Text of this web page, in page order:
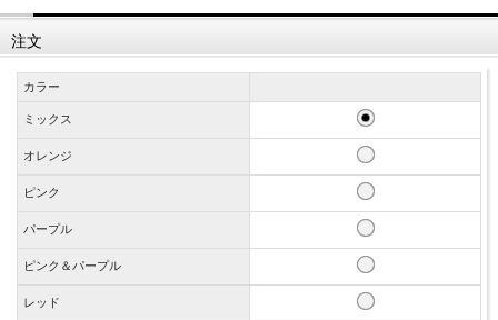
注文
カラー
ミックス
オレンジ
ピンク
パープル
ピンク＆パープル
レッド